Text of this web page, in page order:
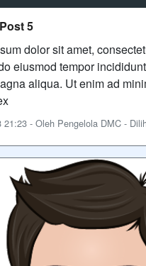
5
dolor sit amet,
eiusmod tempor
aliqua. Ut enim ad
21:23 - Oleh Pengelola DMC -